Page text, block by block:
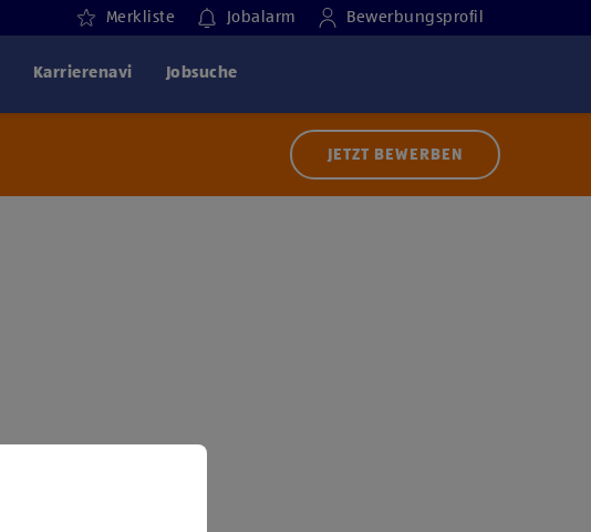
Merkliste Jobalarm Bewerbungsprofil
Karrierenavi Jobsuche
JETZT BEWERBEN